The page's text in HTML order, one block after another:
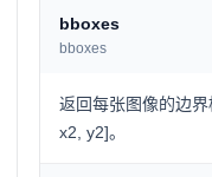
bboxes
bboxes
返回每张图像的边
x2, y2]。